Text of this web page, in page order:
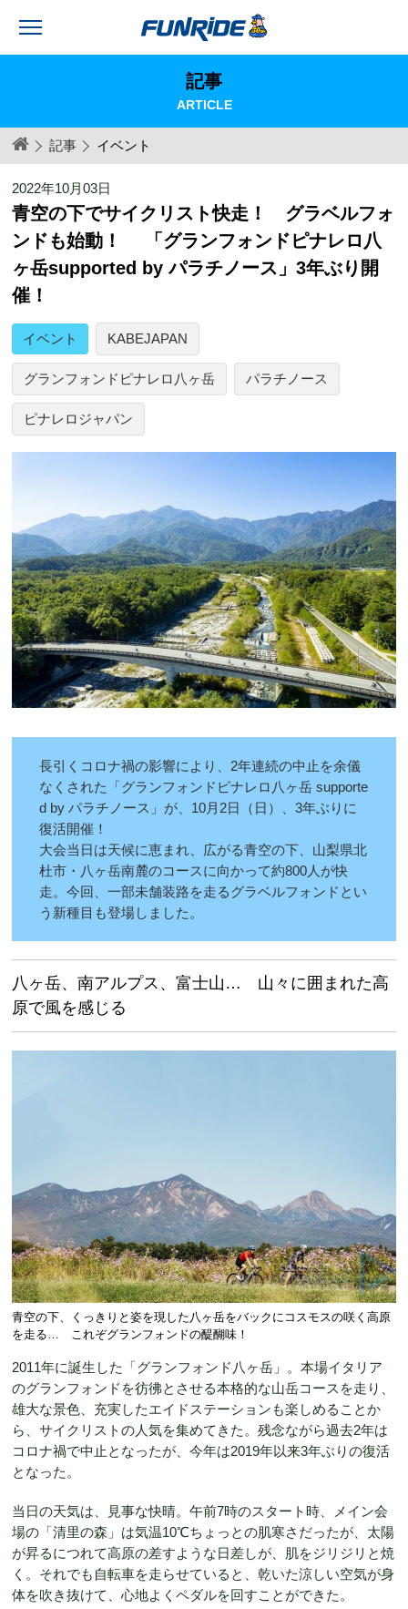
記事
ARTICLE
記事 イベント
2022年10月03日
青空の下でサイクリスト快走！ グラベルフォ
ンドも始動！ 「グランフォンドピナレロ八
ヶ岳supported by パラチノース」3年ぶり開
催！
イベント KABEJAPAN
グランフォンドピナレロ八ヶ岳 パラチノース
ピナレロジャパン
長引くコロナ禍の影響により、2年連続の中止を余儀
なくされた「グランフォンドピナレロ八ヶ岳 supporte
d by パラチノース」が、10月2日（日）、3年ぶりに
復活開催！
大会当日は天候に恵まれ、広がる青空の下、山梨県北
杜市・八ヶ岳南麓のコースに向かって約800人が快
走。今回、一部未舗装路を走るグラベルフォンドとい
う新種目も登場しました。
八ヶ岳、南アルプス、富士山… 山々に囲まれた高
原で風を感じる
青空の下、くっきりと姿を現した八ヶ岳をバックにコスモスの咲く高原
を走る… これぞグランフォンドの醍醐味！
2011年に誕生した「グランフォンド八ヶ岳」。本場イタリア
のグランフォンドを彷彿とさせる本格的な山岳コースを走り、
雄大な景色、充実したエイドステーションも楽しめることか
ら、サイクリストの人気を集めてきた。残念ながら過去2年は
コロナ禍で中止となったが、今年は2019年以来3年ぶりの復活
となった。
当日の天気は、見事な快晴。午前7時のスタート時、メイン会
場の「清里の森」は気温10℃ちょっとの肌寒さだったが、太陽
が昇るにつれて高原の差すような日差しが、肌をジリジリと焼
く。それでも自転車を走らせていると、乾いた涼しい空気が身
体を吹き抜けて、心地よくペダルを回すことができた。